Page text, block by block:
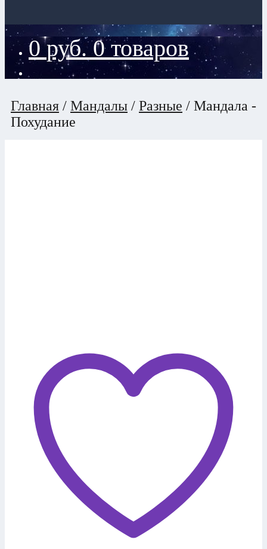
0руб. 0 товаров
Главная / Мандалы / Разные / Мандала -
Похудание